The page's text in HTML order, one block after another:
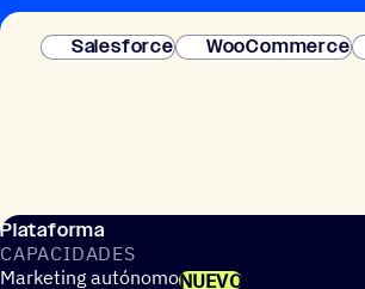
Salesforce
WooCommerce
Plataforma
CAPA­CI­DA­DES
Marketing autónomoNUEVO